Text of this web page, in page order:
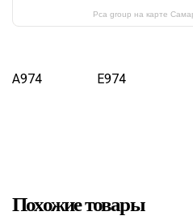
Pca group на карте
A974 E974
Похожие товары